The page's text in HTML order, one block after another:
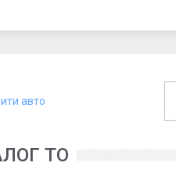
авто
ТО